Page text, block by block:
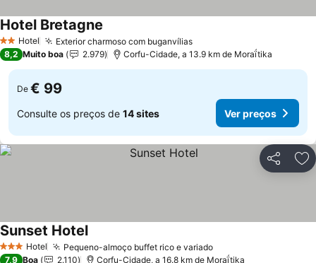
2 Estrelas
Hotel Exterior charmoso com buganvíliasVer preços
Hotel Bretagne
8,2 Muito boa 2.979 Corfu-Cidade, a 13.9 km de Moraḯtika
De € 99
Consulte os preços de 14 sites Ver preços
Partilhar
3 EstrelasHotel Pequeno-almoço buffet rico e variadoVer preços
Sunset HotelVer preços
7,9 Boa 2.110 Corfu-Cidade, a 16.8 km de Moraḯtika